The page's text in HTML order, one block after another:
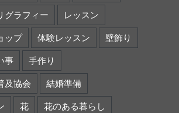
グラフィー レッスン
ップ 体験レッスン 壁飾り
事 手作り
及協会 結婚準備
花 花のある暮らし